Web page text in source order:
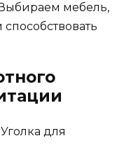
Выбираем мебель,